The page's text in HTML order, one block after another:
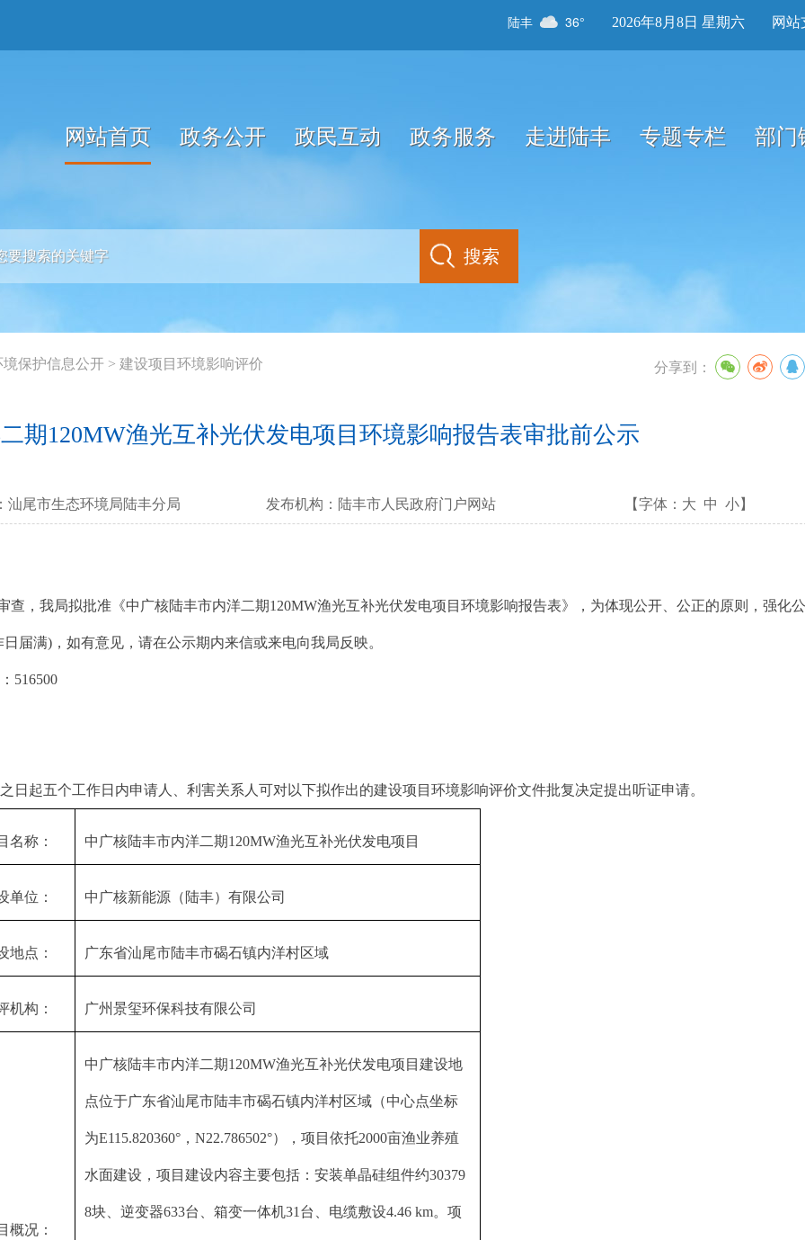
陆丰 36° 2026年8月8日 星期六 网站
网站首页 政务公开 政民互动 政务服务 走进陆丰 专题专栏 部门
境保护信息公开 > 建设项目环境影响评价 分享到：
期120MW渔光互补光伏发电项目环境影响报告表审批前公示
汕尾市生态环境局陆丰分局 发布机构： 陆丰市人民政府门户网站 【字体： 大 中 小】
我局拟批准《中广核陆丰市内洋二期120MW渔光互补光伏发电项目环境影响报告表》，为体现公开、公正的原则，强化
届满)，如有意见，请在公示期内来信或来电向我局反映。
516500
日起五个工作日内申请人、利害关系人可对以下拟作出的建设项目环境影响评价文件批复决定提出听证申请。
名称： 中广核陆丰市内洋二期120MW渔光互补光伏发电项目
单位： 中广核新能源（陆丰）有限公司
地点： 广东省汕尾市陆丰市碣石镇内洋村区域
机构： 广州景玺环保科技有限公司
概况：
中广核陆丰市内洋二期120MW渔光互补光伏发电项目建设地
点位于广东省汕尾市陆丰市碣石镇内洋村区域（中心点坐标
为E115.820360°，N22.786502°），项目依托2000亩渔业养殖
水面建设，项目建设内容主要包括：安装单晶硅组件约30379
8块、逆变器633台、箱变一体机31台、电缆敷设4.46 km。项